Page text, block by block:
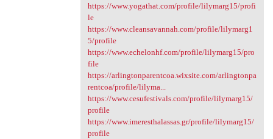
https://www.yogathat.com/profile/lilymarg15/profi
le
https://www.cleansavannah.com/profile/lilymarg1
5/profile
https://www.echelonhf.com/profile/lilymarg15/pro
file
https://arlingtonparentcoa.wixsite.com/arlingtonpa
rentcoa/profile/lilyma...
https://www.cesufestivals.com/profile/lilymarg15/
profile
https://www.imeresthalassas.gr/profile/lilymarg15/
profile